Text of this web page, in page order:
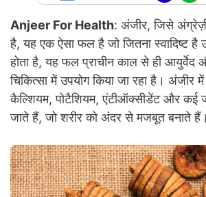
Anjeer For Health: अंजीर, जिसे
है, यह एक ऐसा फल है जो जितना स्वादिष्ट है
होता है, यह फल प्राचीन काल से ही आयुर्वेद
चिकित्सा में उपयोग किया जा रहा है। अंजीर
कैल्शियम, पोटैशियम, एंटीऑक्सीडेंट और कई
जाते हैं, जो शरीर को अंदर से मजबूत बनाते हैं।